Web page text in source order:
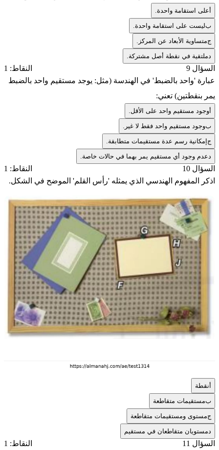
على استقامة واحدة.
بليست على استقامة واحدة.
جمتساوية الأبعاد عن المركز.
ملتقية في نقطة أصل مشتركة.
السؤال 9
النقاط: 1
عبارة 'واحد بالضبط' في الهندسة (مثل: يوجد مستقيم واحد بالضبط
يمر بنقطتين) تعني:
وجود مستقيم واحد على الأقل.
بوجود مستقيم واحد فقط لا غير.
جإمكانية رسم عدة مستقيمات متطابقة.
عدم وجود أي مستقيم يمر بهما في حالات خاصة.
السؤال 10
النقاط: 1
اذكر المفهوم الهندسي الذي يمثله 'رأس القلم' الموضح في الشكل.
نقطة
بمستقيمات متقاطعة
جمستوى ومستقيمات متقاطعة
مستويان متقاطعان في مستقيم
السؤال 11
النقاط: 1